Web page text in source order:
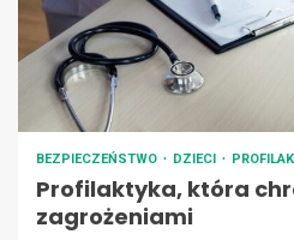
BEZPIECZEŃSTWO DZIECI
Profilaktyka, która
zagrożeniami